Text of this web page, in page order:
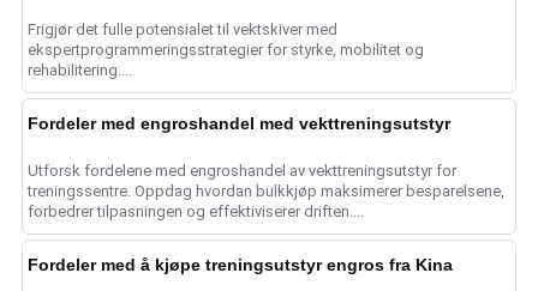
Frigjør det fulle potensialet til vektskiver med
ekspertprogrammeringsstrategier for styrke, mobilitet og
rehabilitering....
Fordeler med engroshandel med vekttreningsutstyr
Utforsk fordelene med engroshandel av vekttreningsutstyr for
treningssentre. Oppdag hvordan bulkkjøp maksimerer besparelsene,
forbedrer tilpasningen og effektiviserer driften....
Fordeler med å kjøpe treningsutstyr engros fra Kina